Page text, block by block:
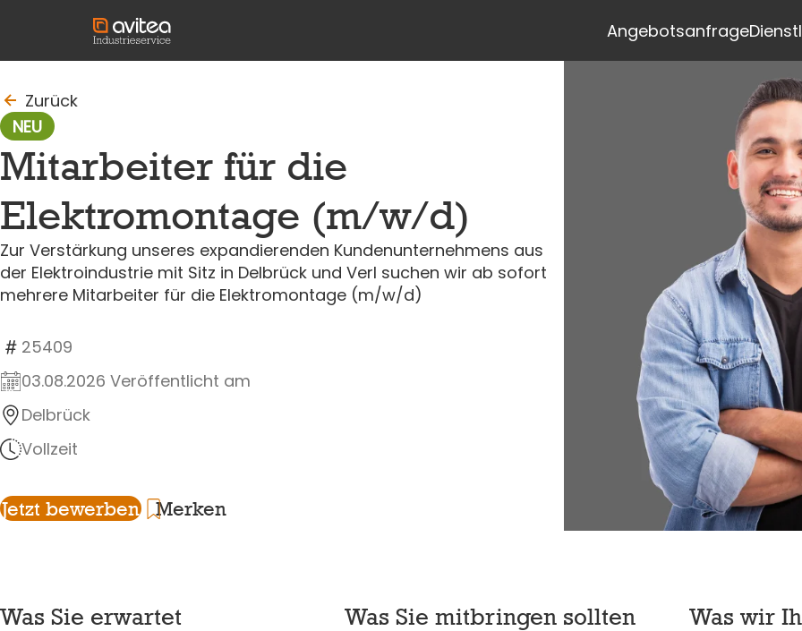
Angebotsanfrage
Zurück
to_last_page
NEU
Mitarbeiter für die
Elektromontage (m/w/d)
Zur Verstärkung unseres expandierenden Kundenunternehmens aus
der Elektroindustrie mit Sitz in Delbrück und Verl suchen wir ab sofort
mehrere Mitarbeiter für die Elektromontage (m/w/d)
25409
03.08.2026 Veröffentlicht am
Delbrück
Vollzeit
Jetzt bewerben Merken
Was Sie erwartet Was Sie mitbringen sollten Was wir